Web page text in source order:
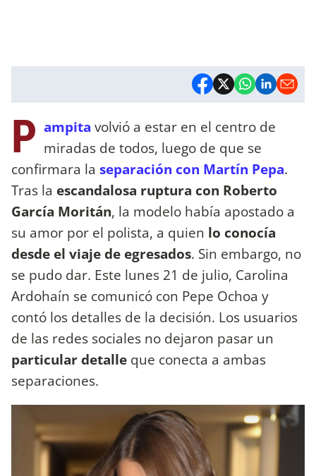
P ampita volvió a estar en el centro de
miradas de todos, luego de que se
confirmara la separación con Martín Pepa.
Tras la escandalosa ruptura con Roberto
García Moritán, la modelo había apostado a
su amor por el polista, a quien lo conocía
desde el viaje de egresados. Sin embargo, no
se pudo dar. Este lunes 21 de julio, Carolina
Ardohaín se comunicó con Pepe Ochoa y
contó los detalles de la decisión. Los usuarios
de las redes sociales no dejaron pasar un
particular detalle que conecta a ambas
separaciones.